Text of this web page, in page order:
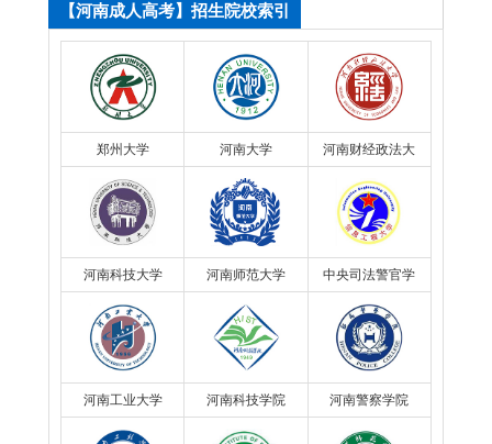
【河南成人高考】招生院校索引
郑州大学 河南大学 河南财经政法大
学
河南科技大学 河南师范大学 中央司法警官学
院
河南工业大学 河南科技学院 河南警察学院